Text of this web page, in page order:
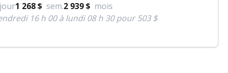
jour1 268 $ sem.2 939 $ mois
16 h 00 à lundi 08 h 30 pour 503 $